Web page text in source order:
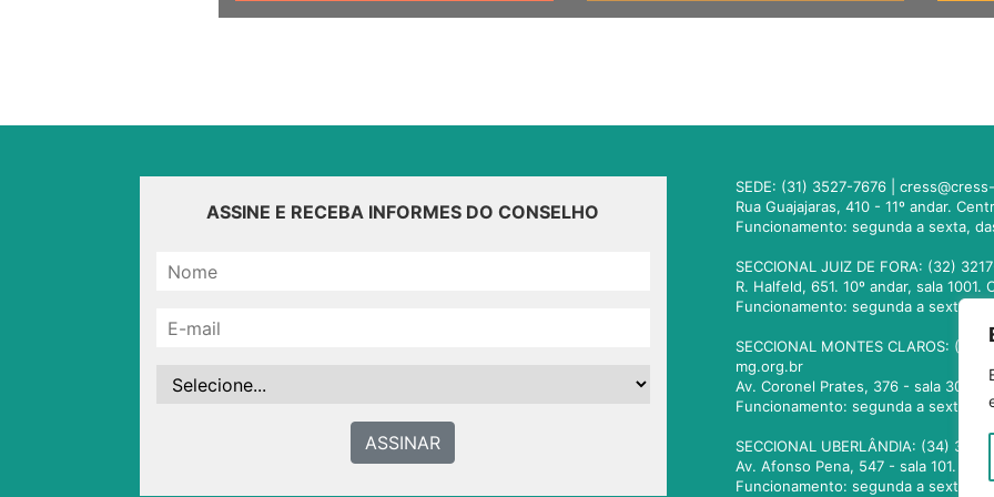
ASSINE E RECEBA INFORMES DO CONSELHO
ASSINAR
SEDE: (31) 3527-7676 |
Rua Guajajaras, 410 - 11º andar.
Funcionamento: segunda a sexta,
SECCIONAL JUIZ DE FORA: (32)
R. Halfeld, 651. 10º andar, sala
Funcionamento: segunda a sexta,
SECCIONAL MONTES CLAROS:
mg.org.br
Av. Coronel Prates, 376 - sala 301.
Funcionamento: segunda a sexta,
SECCIONAL UBERLÂNDIA: (34)
Av. Afonso Pena, 547 - sala 101.
Funcionamento: segunda a sexta,